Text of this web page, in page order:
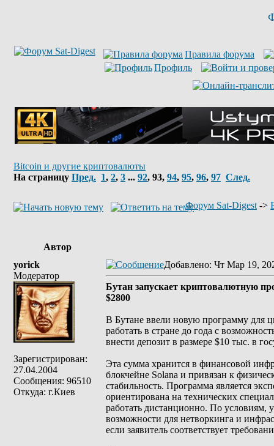
Правила форума
Профиль
Bitcoin и другие криптовалюты
На страницу Пред. 1, 2, 3 ... 92, 93, 94, 95, 96, 97 След.
Форум Sat-Digest ->
Автор
yorick
Модератор
Зарегистрирован:
27.04.2004
Сообщения: 96510
Откуда: г.Киев
Добавлено: Чт Мар 19,
Бутан запускает криптовалютную
$2800
В Бутане ввели новую программу для
работать в стране до года с
внести депозит в размере $10 тыс. в
Эта сумма хранится в финансовой
блокчейне Solana и привязан к
стабильность. Программа является
ориентирована на технических
работать дистанционно. По условиям,
возможности для нетворкинга и
если заявитель соответствует